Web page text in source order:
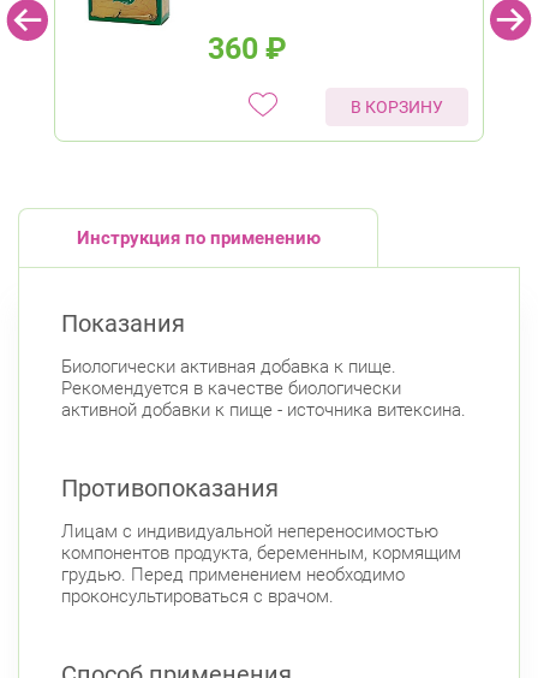
360 ₽
В КОРЗИНУ
Инструкция по применению
Показания
Биологически активная добавка к пище.
Рекомендуется в качестве биологически
активной добавки к пище - источника витексина.
Противопоказания
Лицам с индивидуальной непереносимостью
компонентов продукта, беременным, кормящим
грудью. Перед применением необходимо
проконсультироваться с врачом.